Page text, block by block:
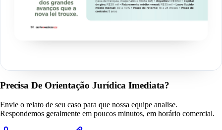
Precisa De Orientação Jurídica Imediata?
Envie o relato de seu caso para que nossa equipe analise.
Respondemos geralmente em poucos minutos, em horário comercial.